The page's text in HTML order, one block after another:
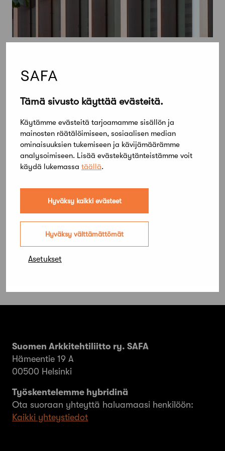
Tämä sivusto käyttää evästeitä.
Käytämme evästeitä tarjoamamme sisällön ja
mainosten räätälöimiseen, sosiaalisen median
ominaisuuksien tukemiseen ja kävijämäärämme
analysoimiseen. Lisää evästekäytänteistämme voit
käydä lukemassa täällä.
Hyväksy kaikki evästeet
Hyväksy välttämättömät
Asetukset
28 lokakuun, 2022
Tiedote Vata-Safan vaalikokouksesta:
Vata-Safaa ei lakkauteta
Suomen Arkkitehtiliitto ry. SAFA
Hämeentie 19 A
00500 Helsinki
Työskentelemme hybridinä
Ota suoraan yhteyttä haluamaasi henkilöön:
Kaikki yhteystiedot